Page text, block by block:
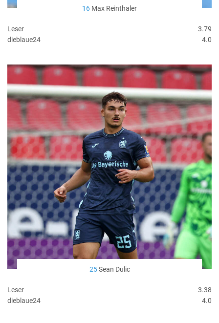
16 Max Reinthaler
Leser
3.79
dieblaue24
4.0
25Sean Dulic
Leser
3.38
dieblaue24
4.0